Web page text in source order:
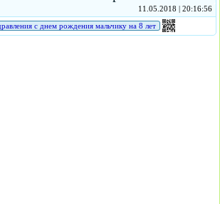
11.05.2018 | 20:16:56
с днем рождения мальчику на 8 лет